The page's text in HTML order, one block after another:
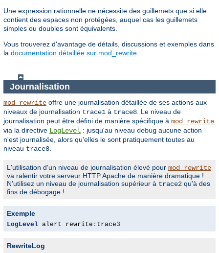
Une expression rationnelle ne nécessite des guillemets que si elle
contient des espaces non protégées, auquel cas les guillemets
simples ou doubles sont équivalents.
Vous trouverez d'avantage de détails, discussions et exemples dans
la documentation détaillée sur mod_rewrite
Journalisation
mod_rewrite offre une journalisation détaillée de ses actions aux
niveaux de journalisation trace1 à trace8. Le niveau de
journalisation peut être défini de manière spécifique à mod_rewrite
via la directive LogLevel : jusqu'au niveau debug aucune action
n'est journalisée, alors qu'elles le sont pratiquement toutes au
niveau trace8.
L'utilisation d'un niveau de journalisation élevé pour mod_rewrite
va ralentir votre serveur HTTP Apache de manière dramatique !
N'utilisez un niveau de journalisation supérieur à trace2 qu'à des
fins de débogage !
Exemple
LogLevel alert rewrite : trace3
RewriteLog